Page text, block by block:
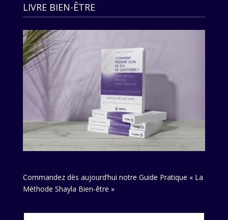
LIVRE BIEN-ÊTRE
Commandez dès aujourd’hui notre Guide Pratique « La
Méthode Shayla Bien-être »